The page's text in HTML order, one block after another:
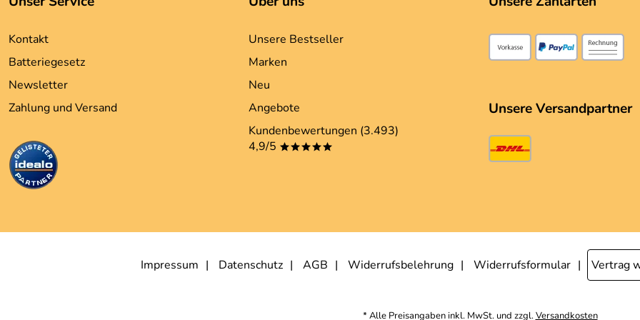
Kontakt
Batteriegesetz
Newsletter
Zahlung und Versand
Unsere Bestseller
Marken
Neu
Angebote
Kundenbewertungen (3.493)
4,9/5 *****
Unsere Versandpartner
Impressum Datenschutz AGB Widerrufsbelehrung Widerrufsformular Vertrag
* Alle Preisangaben inkl. MwSt. und zzgl.Versandkosten